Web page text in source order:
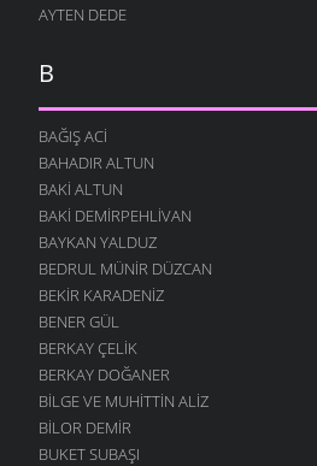
AYTEN DEDE
B
BAĞIŞ ACI
BAHADIR ALTUN
BAKI ALTUN
BAKI DEMIRPEHLIVAN
BAYKAN YALDUZ
BEDRUL MÜNIR DÜZCAN
BEKIR KARADENIZ
BENER GÜL
BERKAY ÇELIK
BERKAY DOĞANER
BILGE VE MUHITTIN ALIZ
BILOR DEMIR
BUKET SUBAŞI